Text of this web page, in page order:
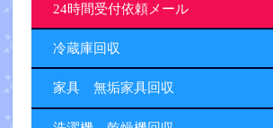
24時間受付依頼メール
冷蔵庫回収
家具 無垢家具回収